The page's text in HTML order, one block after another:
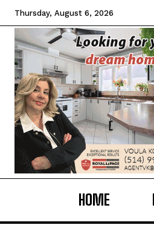
Thursday, August 6, 2026
HOME